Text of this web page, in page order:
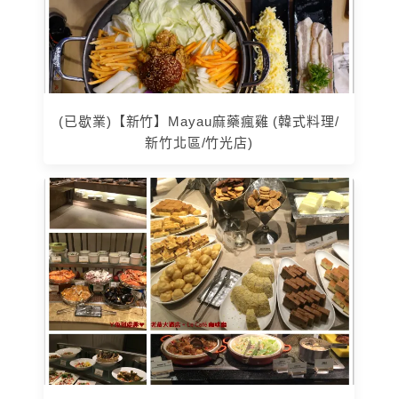
(已歇業)【新竹】Mayau麻藥瘋雞 (韓式料理/
新竹北區/竹光店)